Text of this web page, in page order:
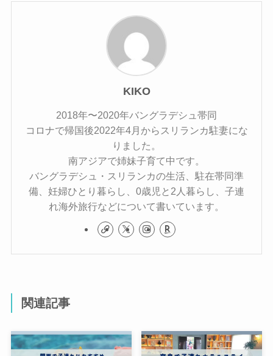
KIKO
2018年〜2020年バングラデシュ帯同
コロナで帰国後2022年4月からスリランカ駐妻にな
りました。
南アジアで姉妹子育て中です。
バングラデシュ・スリランカの生活、駐在帯同準
備、妊婦ひとり暮らし、0歳児と2人暮らし、子連
れ海外旅行などについて書いています。
関連記事